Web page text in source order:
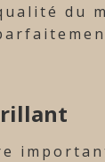
du